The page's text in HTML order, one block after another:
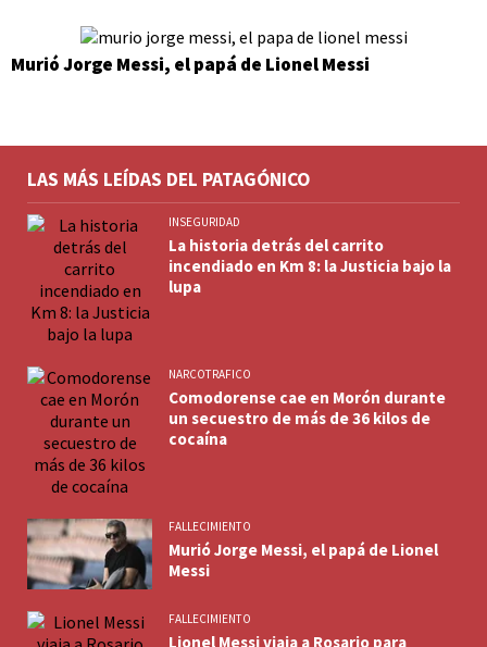
Murió Jorge Messi, el papá de Lionel Messi
LAS MÁS LEÍDAS DEL PATAGÓNICO
INSEGURIDAD
La historia detrás del carrito
incendiado en Km 8: la Justicia bajo la
lupa
NARCOTRAFICO
Comodorense cae en Morón durante
un secuestro de más de 36 kilos de
cocaína
FALLECIMIENTO
Murió Jorge Messi, el papá de Lionel
Messi
FALLECIMIENTO
Lionel Messi viaja a Rosario para